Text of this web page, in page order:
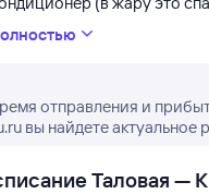
отправления и
вы найдете
Таловая —